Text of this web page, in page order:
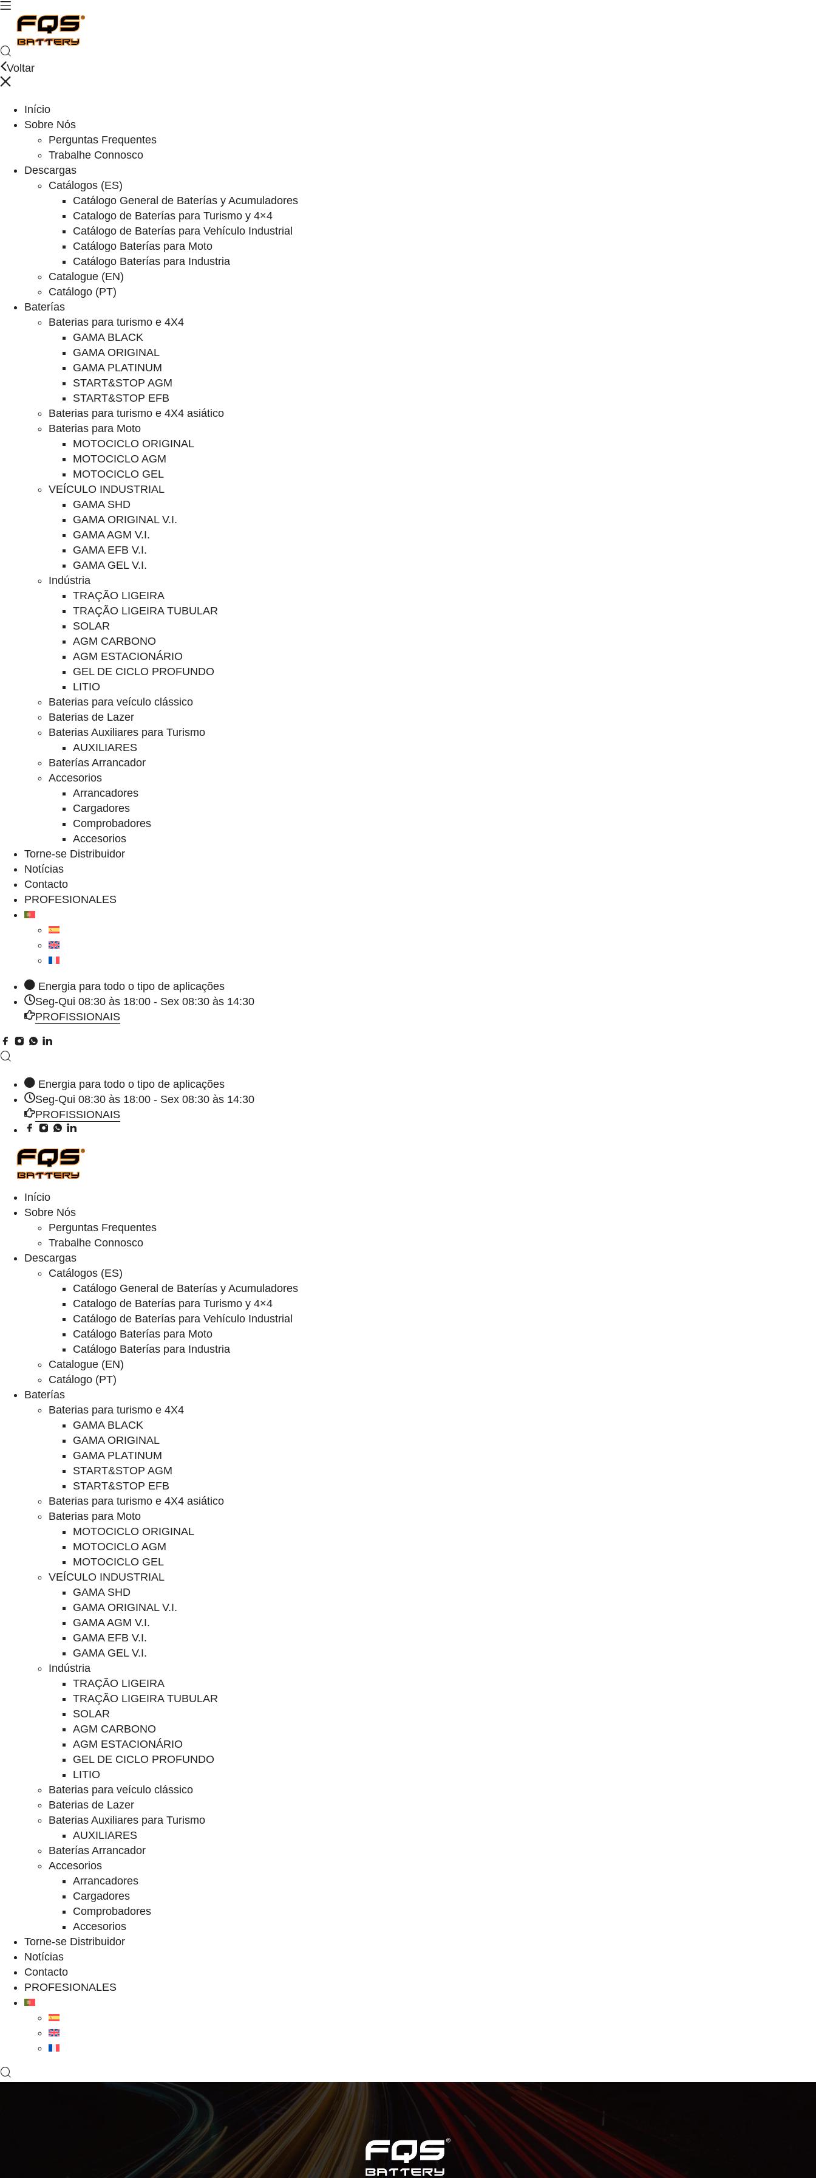
Voltar
Início
Sobre Nós
Perguntas Frequentes
Trabalhe Connosco
Descargas
Catálogos (ES)
Catálogo General de Baterías y Acumuladores
Catalogo de Baterías para Turismo y 4×4
Catálogo de Baterías para Vehículo Industrial
Catálogo Baterías para Moto
Catálogo Baterías para Industria
Catalogue (EN)
Catálogo (PT)
Baterías
Baterias para turismo e 4X4
GAMA BLACK
GAMA ORIGINAL
GAMA PLATINUM
START&STOP AGM
START&STOP EFB
Baterias para turismo e 4X4 asiático
Baterias para Moto
MOTOCICLO ORIGINAL
MOTOCICLO AGM
MOTOCICLO GEL
VEÍCULO INDUSTRIAL
GAMA SHD
GAMA ORIGINAL V.I.
GAMA AGM V.I.
GAMA EFB V.I.
GAMA GEL V.I.
Indústria
TRAÇÃO LIGEIRA
TRAÇÃO LIGEIRA TUBULAR
SOLAR
AGM CARBONO
AGM ESTACIONÁRIO
GEL DE CICLO PROFUNDO
LITIO
Baterias para veículo clássico
Baterias de Lazer
Baterias Auxiliares para Turismo
AUXILIARES
Baterías Arrancador
Accesorios
Arrancadores
Cargadores
Comprobadores
Accesorios
Torne-se Distribuidor
Notícias
Contacto
PROFESIONALES
Energia para todo o tipo de aplicações
Seg-Qui 08:30 às 18:00 - Sex 08:30 às 14:30
PROFISSIONAIS
Energia para todo o tipo de aplicações
Seg-Qui 08:30 às 18:00 - Sex 08:30 às 14:30
PROFISSIONAIS
Início
Sobre Nós
Perguntas Frequentes
Trabalhe Connosco
Descargas
Catálogos (ES)
Catálogo General de Baterías y Acumuladores
Catalogo de Baterías para Turismo y 4×4
Catálogo de Baterías para Vehículo Industrial
Catálogo Baterías para Moto
Catálogo Baterías para Industria
Catalogue (EN)
Catálogo (PT)
Baterías
Baterias para turismo e 4X4
GAMA BLACK
GAMA ORIGINAL
GAMA PLATINUM
START&STOP AGM
START&STOP EFB
Baterias para turismo e 4X4 asiático
Baterias para Moto
MOTOCICLO ORIGINAL
MOTOCICLO AGM
MOTOCICLO GEL
VEÍCULO INDUSTRIAL
GAMA SHD
GAMA ORIGINAL V.I.
GAMA AGM V.I.
GAMA EFB V.I.
GAMA GEL V.I.
Indústria
TRAÇÃO LIGEIRA
TRAÇÃO LIGEIRA TUBULAR
SOLAR
AGM CARBONO
AGM ESTACIONÁRIO
GEL DE CICLO PROFUNDO
LITIO
Baterias para veículo clássico
Baterias de Lazer
Baterias Auxiliares para Turismo
AUXILIARES
Baterías Arrancador
Accesorios
Arrancadores
Cargadores
Comprobadores
Accesorios
Torne-se Distribuidor
Notícias
Contacto
PROFESIONALES